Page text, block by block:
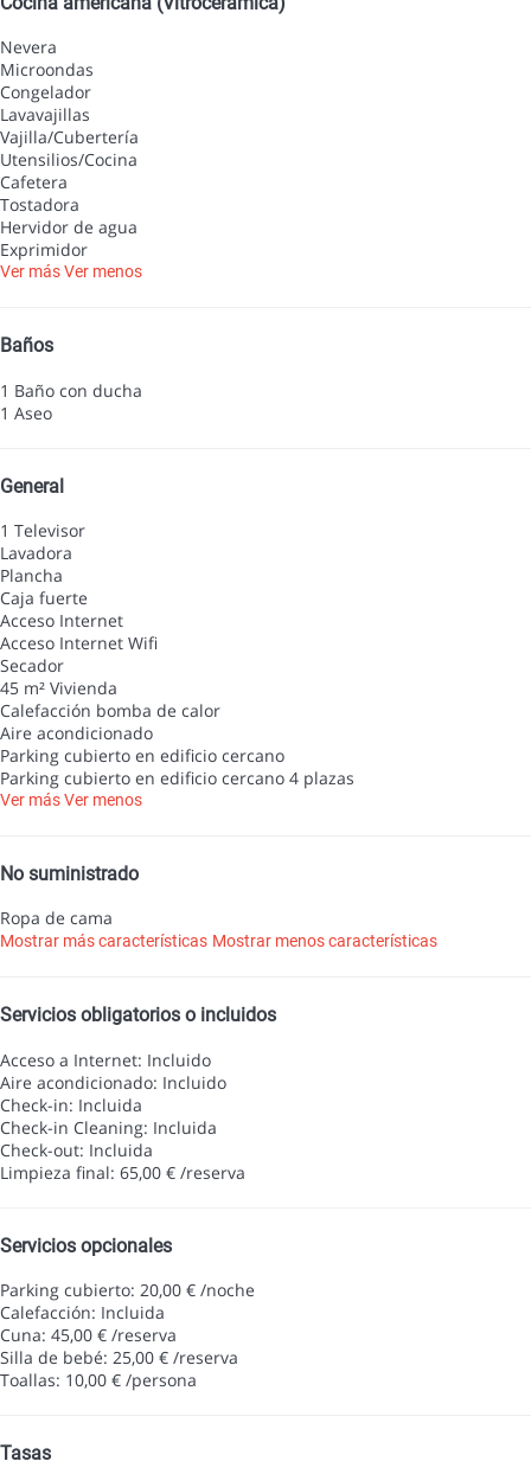
Nevera
Microondas
Congelador
Lavavajillas
Vajilla/Cubertería
Utensilios/Cocina
Cafetera
Tostadora
Hervidor de agua
Exprimidor
Ver másVer menos
Baños
1 Baño con ducha
1 Aseo
General
1 Televisor
Lavadora
Plancha
Caja fuerte
Acceso Internet
Acceso Internet Wifi
Secador
45 m² Vivienda
Calefacción bomba de calor
Aire acondicionado
Parking cubierto en edificio cercano
Parking cubierto en edificio cercano 4 plazas
Ver másVer menos
No suministrado
Ropa de cama
Mostrar más características Mostrar menos características
Servicios obligatorios o incluidos
Acceso a Internet: Incluido
Aire acondicionado: Incluido
Check-in: Incluida
Check-in Cleaning: Incluida
Check-out: Incluida
Limpieza final: 65,00 € /reserva
Servicios opcionales
Parking cubierto: 20,00 € /noche
Calefacción: Incluida
Cuna: 45,00 € /reserva
Silla de bebé: 25,00 € /reserva
Toallas: 10,00 € /persona
Tasas